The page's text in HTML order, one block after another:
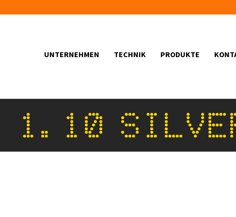
UNTERNEHMEN TECHNIK PRODUKTE
1.10